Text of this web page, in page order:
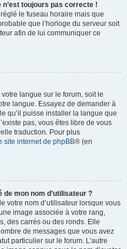
n’est toujours pas correcte !
le fuseau horaire mais que
que l’horloge du serveur soit
afin de lui communiquer ce
langue sur le forum, soit le
langue. Essayez de demander à
qu’il puisse installer la langue que
pas, vous êtes libre de vous
traduction. Pour plus
site internet de phpBB® (en
mon nom d’utilisateur ?
votre nom d’utilisateur lorsque vous
image associée à votre rang,
des carrés ou des ronds. Elle
de messages que vous avez
particulier sur le forum. L’autre